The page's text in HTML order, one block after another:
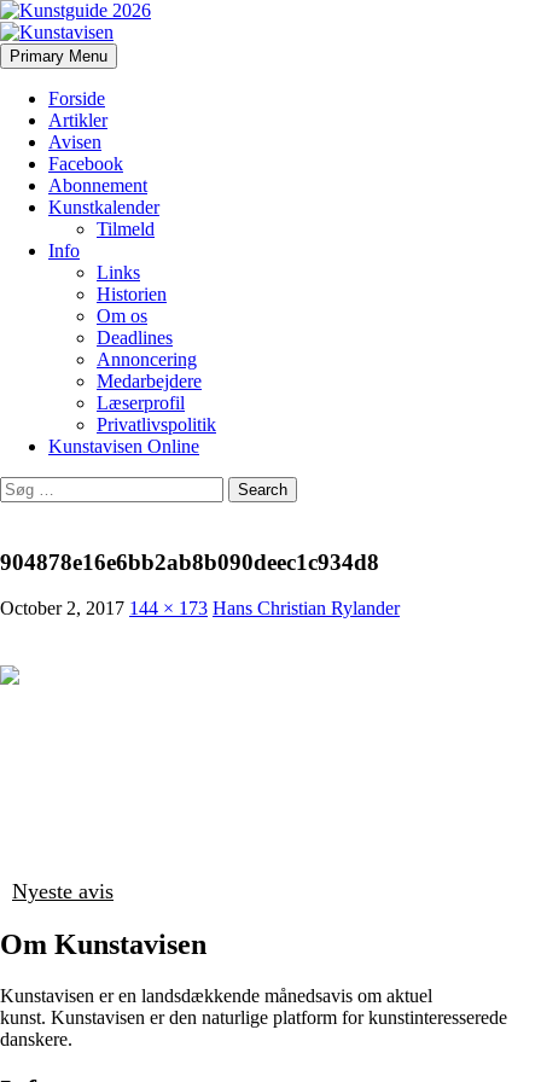
Kunstavisen
Search
Primary Menu Skip
to
Forside
Artikler
Avisen
Facebook
Abonnement
Kunstkalender
Tilmeld
Info
Links
Historien
Om os
Deadlines
Annoncering
Medarbejdere
Læserprofil
Privatlivspolitik
Kunstavisen Online
Search
for:
904878e16e6bb2ab8b090deec1c934d8
October 2, 2017 144 × 173 Hans Christian Rylander
Nyeste avis
Om Kunstavisen
Kunstavisen er en landsdækkende månedsavis om aktuel
kunst. Kunstavisen er den naturlige platform for kunstinteresserede
danskere.